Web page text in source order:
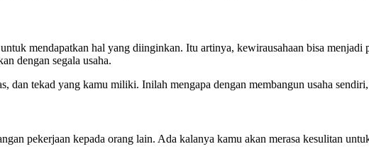
mendapatkan hal yang diinginkan. Itu artinya, kewirausahaan bisa menjadi
dengan segala usaha.
dan tekad yang kamu miliki. Inilah mengapa dengan membangun usaha
pekerjaan kepada orang lain. Ada kalanya kamu akan merasa kesulitan